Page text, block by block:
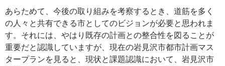
あらためて、今後の取り組みを考察するとき、道筋を多く
の人々と共有できる市としてのビジョンが必要と思われま
す。それには、やはり既存の計画との整合性を図ることが
重要だと認識していますが、現在の岩見沢市都市計画マス
タープランを見ると、現状と課題認識において、岩見沢市